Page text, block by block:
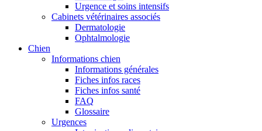
Urgence et soins intensifs
Cabinets vétérinaires associés
Dermatologie
Ophtalmologie
Chien
Informations chien
Informations générales
Fiches infos races
Fiches infos santé
FAQ
Glossaire
Urgences